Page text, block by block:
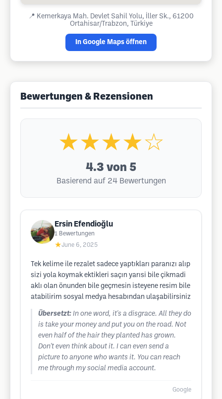
📍 Kemerkaya Mah. Devlet Sahil Yolu, İller Sk., 61200
Ortahisar/Trabzon, Türkiye
In Google Maps öffnen
Bewertungen & Rezensionen
★★★★☆
4.3 von 5
Basierend auf 24 Bewertungen
Ersin Efendioğlu
1 Bewertungen
★June 6, 2025
Tek kelime ile rezalet sadece yaptıkları paranızı alıp
sizi yola koymak ektikleri saçın yarısi bile çikmadi
aklı olan önunden bile geçmesin isteyene resim bile
atabilirim sosyal medya hesabından ulaşabilirsiniz
Übersetzt: In one word, it's a disgrace. All they do
is take your money and put you on the road. Not
even half of the hair they planted has grown.
Don't even think about it. I can even send a
picture to anyone who wants it. You can reach
me through my social media account.
Google